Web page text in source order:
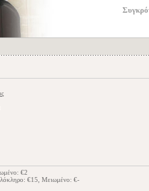
€2
€15, Μειωμένο: €-